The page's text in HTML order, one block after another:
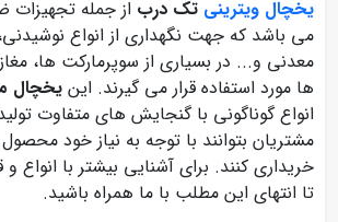
یخچال ویترینی تک درب از جمله تجهیزات
می باشد که جهت نگهداری از انواع
معدنی و... در بسیاری از سوپرمارکت ها،
ها مورد استفاده قرار می گیرند. اینیخچال
انواع گوناگونی با گنجایش های متفاوت
مشتریان بتوانند با توجه به نیاز خود
خریداری کنند. برای آشنایی بیشتر با
تا انتهای این مطلب با ما همراه باشید.